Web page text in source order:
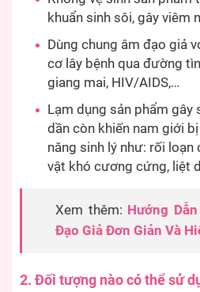
khuẩn sinh sôi, gây viêm
Dùng chung âm đạo giả
cơ lây bệnh qua đường
giang mai, HIV/AIDS,…
Lạm dụng sản phẩm gây
dần còn khiến nam giới
năng sinh lý như: rối
vật khó cương cứng, liệt
Xem thêm: Hướng
Đạo Giả Đơn Giản Và
2. Đối tượng nào có thể sử